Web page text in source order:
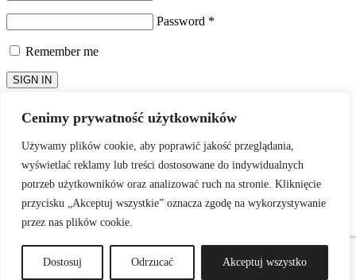
Cenimy prywatność użytkowników
Używamy plików cookie, aby poprawić jakość przeglądania,
wyświetlać reklamy lub treści dostosowane do indywidualnych
potrzeb użytkowników oraz analizować ruch na stronie. Kliknięcie
przycisku „Akceptuj wszystkie” oznacza zgodę na wykorzystywanie
przez nas plików cookie.
Dostosuj Odrzucać Akceptuj wszystko
Password *
Remember me
SIGN IN
Forgot password
Password Recovery
Zapomniane hasło? Proszę wpisać nazwę użytkownika lub adres e-
mail. Wyślemy w wiadomości email, odnośnik potrzebny do
utworzenia nowego hasła.
Nazwa użytkownika lub adres e-mail